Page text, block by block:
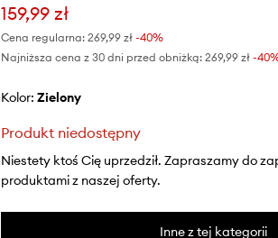
159,99 zł
Cena regularna: 269,99 zł-40%
Najniższa cena z 30 dni przed obniżką: 269,99 zł -
Kolor: zielony
Produkt niedostępny
Niestety ktoś Cię uprzedził. Zapraszamy do
produktami z naszej oferty.
Inne z tej kategorii